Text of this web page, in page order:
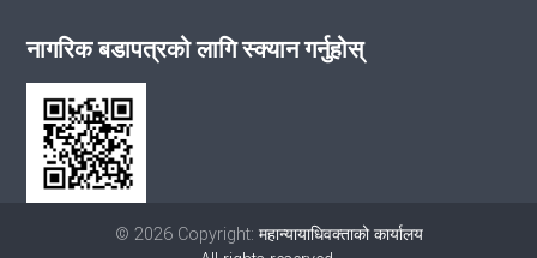
नागरिक बडापत्रको लागि स्क्यान गर्नुहोस्
© 2026 Copyright: महान्यायाधिवक्ताको कार्यालय